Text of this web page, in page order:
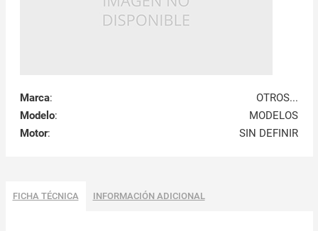
Marca:
OTROS...
Modelo:
MODELOS
Motor: SIN DEFINIR
FICHA TÉCNICA INFORMACIÓN ADICIONAL